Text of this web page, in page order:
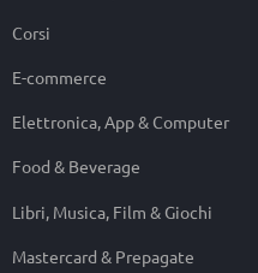
Corsi
E-commerce
Elettronica, App & Computer
Food & Beverage
Libri, Musica, Film & Giochi
Mastercard & Prepagate